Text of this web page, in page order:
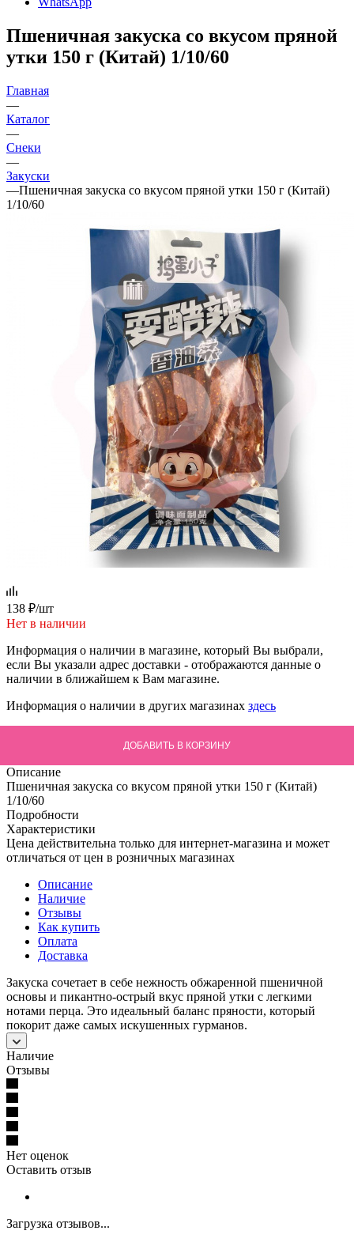
Пшеничная закуска со вкусом пряной
утки 150 г (Китай) 1/10/60
Главная
—
Каталог
—
Снеки
—
Закуски
—Пшеничная закуска со вкусом пряной утки 150 г (Китай)
1/10/60
138 ₽/шт
Нет в наличии
Информация о наличии в магазине, который Вы выбрали,
если Вы указали адрес доставки - отображаются данные о
наличии в ближайшем к Вам магазине.
Информация о наличии в других магазинах здесь
ДОБАВИТЬ В КОРЗИНУ
Описание
Пшеничная закуска со вкусом пряной утки 150 г (Китай)
1/10/60
Подробности
Характеристики
Цена действительна только для интернет-магазина и может
отличаться от цен в розничных магазинах
Описание
Наличие
Отзывы
Как купить
Оплата
Доставка
Закуска сочетает в себе нежность обжаренной пшеничной
основы и пикантно-острый вкус пряной утки с легкими
нотами перца. Это идеальный баланс пряности, который
покорит даже самых искушенных гурманов.
Наличие
Отзывы
Нет оценок
Оставить отзыв
Загрузка отзывов...